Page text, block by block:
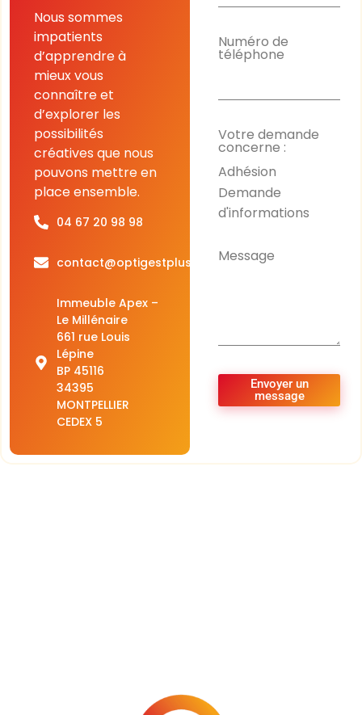
Nous sommes
impatients
d’apprendre à
mieux vous
connaître et
d’explorer les
possibilités
créatives que nous
pouvons mettre en
place ensemble.
04 67 20 98 98
contact@optigestplus.org
Immeuble Apex –
Le Millénaire
661 rue Louis
Lépine
BP 45116
34395
MONTPELLIER
CEDEX 5
Numéro de
téléphone
Votre demande
concerne :
Adhésion
Demande
d'informations
Message
Envoyer un
message